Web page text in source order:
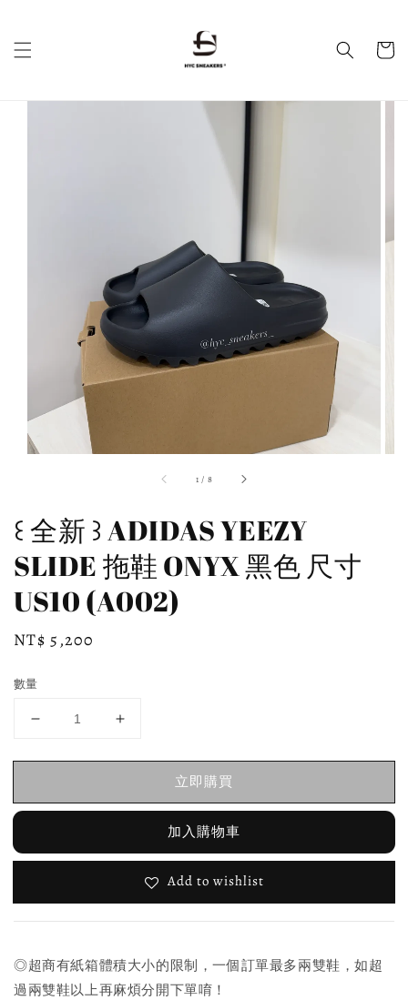
1 / 8
꒰ 全新 ꒱ ADIDAS YEEZY
SLIDE 拖鞋 ONYX 黑色 尺寸
US10 (A002)
Regular
NT$ 5,200
數量
立即購買
加入購物車
Add to wishlist
◎超商有紙箱體積大小的限制，一個訂單最多兩雙鞋，如超
過兩雙鞋以上再麻煩分開下單唷！